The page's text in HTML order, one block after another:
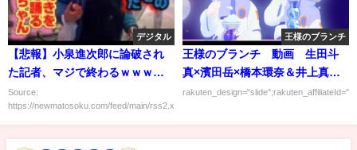
デジタル
【悲報】小泉進次郎に論破され
た記者、マジで終わるｗｗｗｗ
ｗｗｗｗｗｗ
Source:
https://newmatosoku.com/feed/main/rss2.xml...
王様のブランチ
王様のブランチ 動画 生田斗
真×濱田岳×橋本環奈＆井上真
央 2月25日